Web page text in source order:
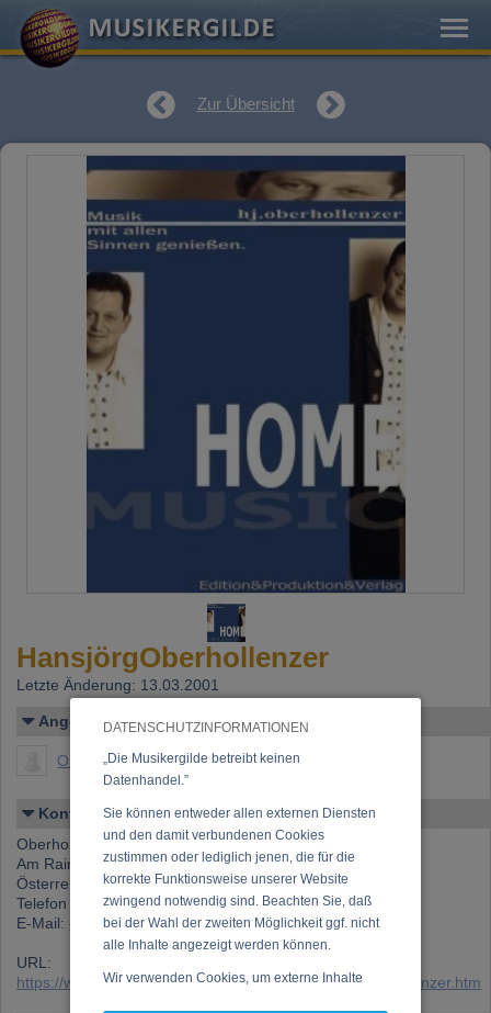
DATENSCHUTZINFORMATIONEN
„Die Musikergilde betreibt keinen
Datenhandel.”
Sie können entweder allen externen Diensten
und den damit verbundenen Cookies
zustimmen oder lediglich jenen, die für die
korrekte Funktionsweise unserer Website
zwingend notwendig sind. Beachten Sie, daß
bei der Wahl der zweiten Möglichkeit ggf. nicht
alle Inhalte angezeigt werden können.
Wir verwenden Cookies, um externe Inhalte
Zur Übersicht
HansjörgOberhollenzer
Letzte Änderung: 13.03.2001
Angelegt von
Oberhollenzer, Hansjörg
Kontakt
Oberhollenzer, Hansjörg
Am Rain 255 G, 6135 Stans
Österreich
Telefon 1: +43 (0)5242 657 69
E-Mail:
oberhollenzer@aon.at
URL:
https://www.musikergilde.at/ensemble/HansjoergOberhollenzer.htm